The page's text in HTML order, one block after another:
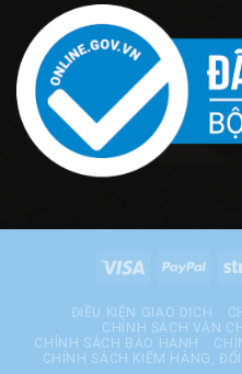
ĐIỀU KIỆN GIAO DỊCH
CHÍNH SÁCH VẬN
CHÍNH SÁCH BẢO HÀNH
CHÍNH SÁCH KIỂM HÀNG,